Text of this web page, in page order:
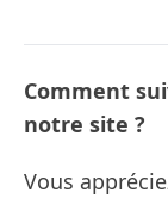
Comment
notre site ?
Vous